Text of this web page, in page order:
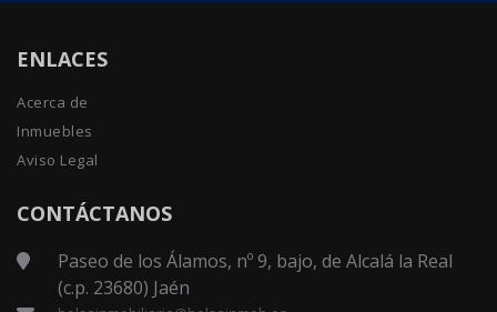
ENLACES
Acerca de
Inmuebles
Aviso Legal
CONTÁCTANOS
Paseo de los Álamos, nº 9, bajo, de Alcalá la Real
(c.p. 23680) Jaén